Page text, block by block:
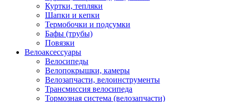
Куртки, тепляки
Шапки и кепки
Термобочки и подсумки
Бафы (трубы)
Повязки
Велоаксессуары
Велосипеды
Велопокрышки, камеры
Велозапчасти, велоинструменты
Трансмиссия велосипеда
Тормозная система (велозапчасти)